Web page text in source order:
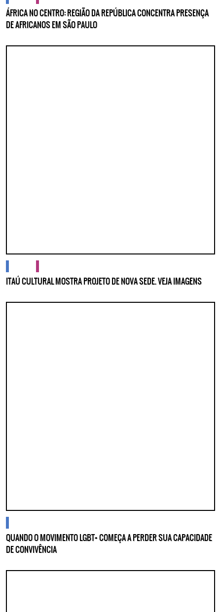
ÁFRICA NO CENTRO: REGIÃO DA REPÚBLICA CONCENTRA PRESENÇA
DE AFRICANOS EM SÃO PAULO
ITAÚ CULTURAL MOSTRA PROJETO DE NOVA SEDE. VEJA IMAGENS
QUANDO O MOVIMENTO LGBT+ COMEÇA A PERDER SUA CAPACIDADE
DE CONVIVÊNCIA